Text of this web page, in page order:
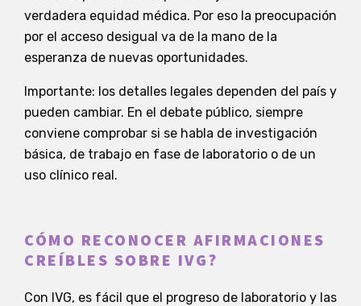
verdadera equidad médica. Por eso la preocupación
por el acceso desigual va de la mano de la
esperanza de nuevas oportunidades.
Importante: los detalles legales dependen del país y
pueden cambiar. En el debate público, siempre
conviene comprobar si se habla de investigación
básica, de trabajo en fase de laboratorio o de un
uso clínico real.
CÓMO RECONOCER AFIRMACIONES
CREÍBLES SOBRE IVG?
Con IVG, es fácil que el progreso de laboratorio y las